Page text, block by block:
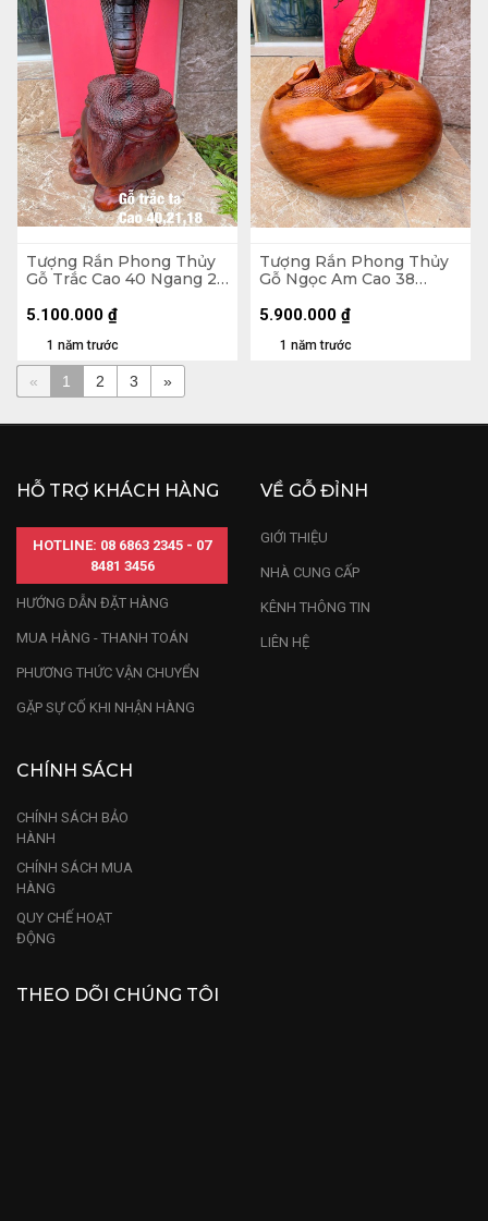
Tượng Rắn Phong Thủy
Gỗ Trắc Cao 40 Ngang 21
1 năm trước
5.100.000 ₫
Tượng Rắn Phong Thủy
Gỗ Ngọc Am Cao 38
15kg
1 năm trước
5.900.000 ₫
« 1 2 3 »
HỖ TRỢ KHÁCH HÀNG
HOTLINE: 08 6863 2345 - 07
8481 3456
HƯỚNG DẪN ĐẶT HÀNG
MUA HÀNG - THANH TOÁN
PHƯƠNG THỨC VẬN CHUYỂN
GẶP SỰ CỐ KHI NHẬN HÀNG
VỀ GỖ ĐỈNH
GIỚI THIỆU
NHÀ CUNG CẤP
KÊNH THÔNG TIN
LIÊN HỆ
CHÍNH SÁCH
CHÍNH SÁCH BẢO
HÀNH
CHÍNH SÁCH MUA
HÀNG
QUY CHẾ HOẠT
ĐỘNG
THEO DÕI CHÚNG TÔI